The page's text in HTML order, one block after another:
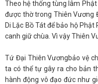
Theo hệ thống tùng lâm
được thờ trong Thiên Vương
Di Lặc Bồ Tát để bảo hộ
canh giữ chùa. Vì vậy Thiên
Tứ Đại Thiên Vươngbảo vệ
ta có thể tự gây ra cho bản
hành động vô đạo đức như